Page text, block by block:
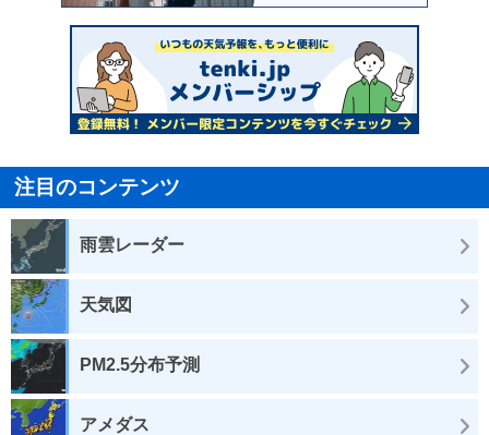
注目のコンテンツ
雨雲レーダー
天気図
PM2.5分布予測
アメダス